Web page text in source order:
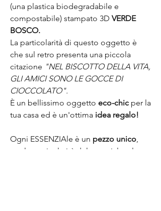
(una plastica biodegradabile e
compostabile) stampato 3D VERDE
BOSCO.
La particolarità di questo oggetto è
che sul retro presenta una piccola
citazione "NEL BISCOTTO DELLA VITA,
GLI AMICI SONO LE GOCCE DI
CIOCCOLATO".
È un bellissimo oggetto eco-chic per la
tua casa ed è un'ottima idea regalo!
Ogni ESSENZIAle è un pezzo unico,
per la particolarità del materiale e la